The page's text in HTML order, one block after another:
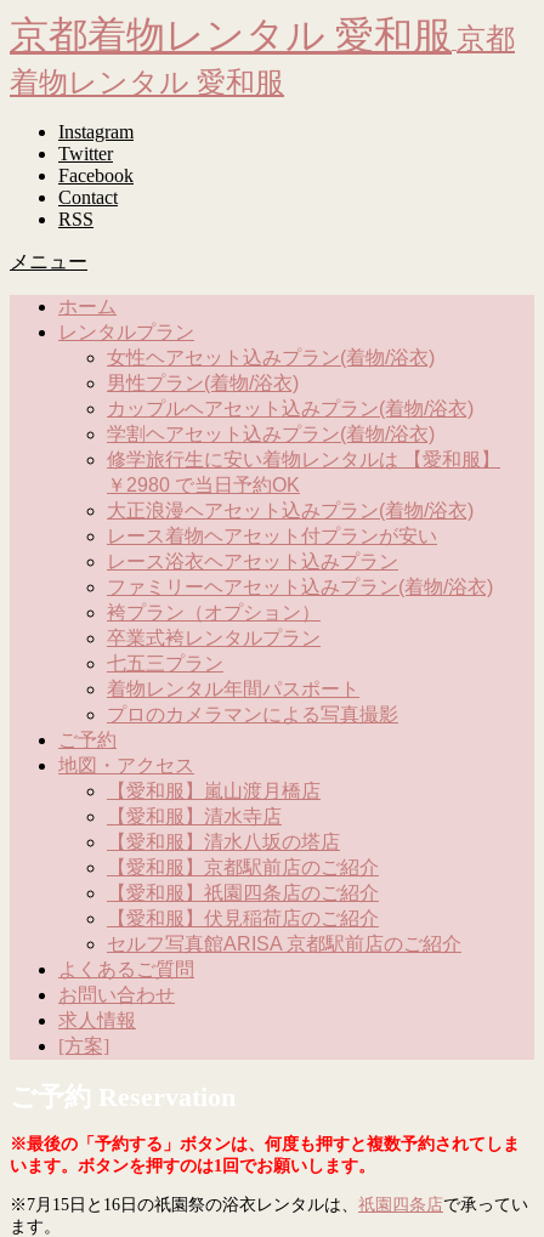
京都着物レンタル 愛和服 京都
着物レンタル 愛和服
Instagram
Twitter
Facebook
Contact
RSS
メニュー
ホーム
レンタルプラン
女性ヘアセット込みプラン(着物/浴衣)
男性プラン(着物/浴衣)
カップルヘアセット込みプラン(着物/浴衣)
学割ヘアセット込みプラン(着物/浴衣)
修学旅行生に安い着物レンタルは 【愛和服】
￥2980 で当日予約OK
大正浪漫ヘアセット込みプラン(着物/浴衣)
レース着物ヘアセット付プランが安い
レース浴衣ヘアセット込みプラン
ファミリーヘアセット込みプラン(着物/浴衣)
袴プラン（オプション）
卒業式袴レンタルプラン
七五三プラン
着物レンタル年間パスポート
プロのカメラマンによる写真撮影
ご予約
地図・アクセス
【愛和服】嵐山渡月橋店
【愛和服】清水寺店
【愛和服】清水八坂の塔店
【愛和服】京都駅前店のご紹介
【愛和服】祇園四条店のご紹介
【愛和服】伏見稲荷店のご紹介
セルフ写真館ARISA 京都駅前店のご紹介
よくあるご質問
お問い合わせ
求人情報
[方案]
ご予約 Reservation
※最後の「予約する」ボタンは、何度も押すと複数予約されてしま
います。ボタンを押すのは1回でお願いします。
※7月15日と16日の祇園祭の浴衣レンタルは、 祇園四条店で承ってい
ます。